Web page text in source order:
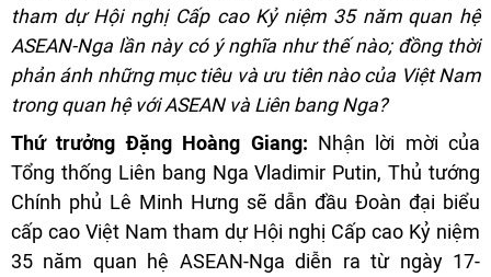
tham dự Hội nghị Cấp cao Kỷ niệm 35 năm quan hệ
ASEAN-Nga lần này có ý nghĩa như thế nào; đồng thời
phản ánh những mục tiêu và ưu tiên nào của Việt Nam
trong quan hệ với ASEAN và Liên bang Nga?
Thứ trưởng Đặng Hoàng Giang: Nhận lời mời của
Tổng thống Liên bang Nga Vladimir Putin, Thủ tướng
Chính phủ Lê Minh Hưng sẽ dẫn đầu Đoàn đại biểu
cấp cao Việt Nam tham dự Hội nghị Cấp cao Kỷ niệm
35 năm quan hệ ASEAN-Nga diễn ra từ ngày 17-